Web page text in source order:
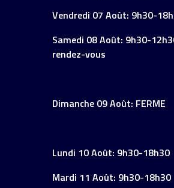
Vendredi 07 Août: 9h30-
Samedi 08 Août: 9h30-
rendez-vous
Dimanche 09 Août: FERME
Lundi 10 Août: 9h30-18h30
Mardi 11 Août: 9h30-18h30